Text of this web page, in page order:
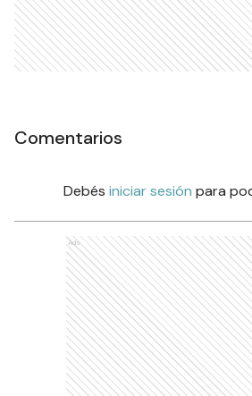
Comentarios
Debés iniciar sesión para
Ads